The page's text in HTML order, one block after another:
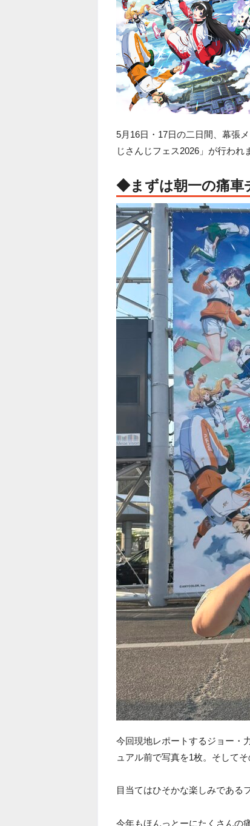
5月16日・17日の二日間、幕張
じさんじフェス2026」が行われ
◆まずは朝一の痛車
今回現地レポートするジョー・
ュアル前で写真を1枚。そして
目当てはひそかな楽しみである
今年もほんっとーにたくさんの